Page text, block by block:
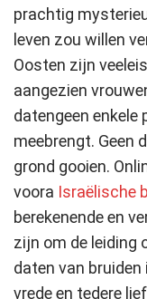
prachtig
leven zou willen
Oosten zijn
aangezien
datengeen
meebrengt. Geen
grond gooien.
voora Israëlische
berekenende en
zijn om de leiding
daten van
vrede en tedere